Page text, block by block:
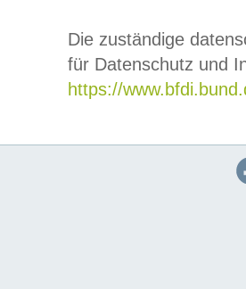
Die zuständige
für Datenschutz und
https://